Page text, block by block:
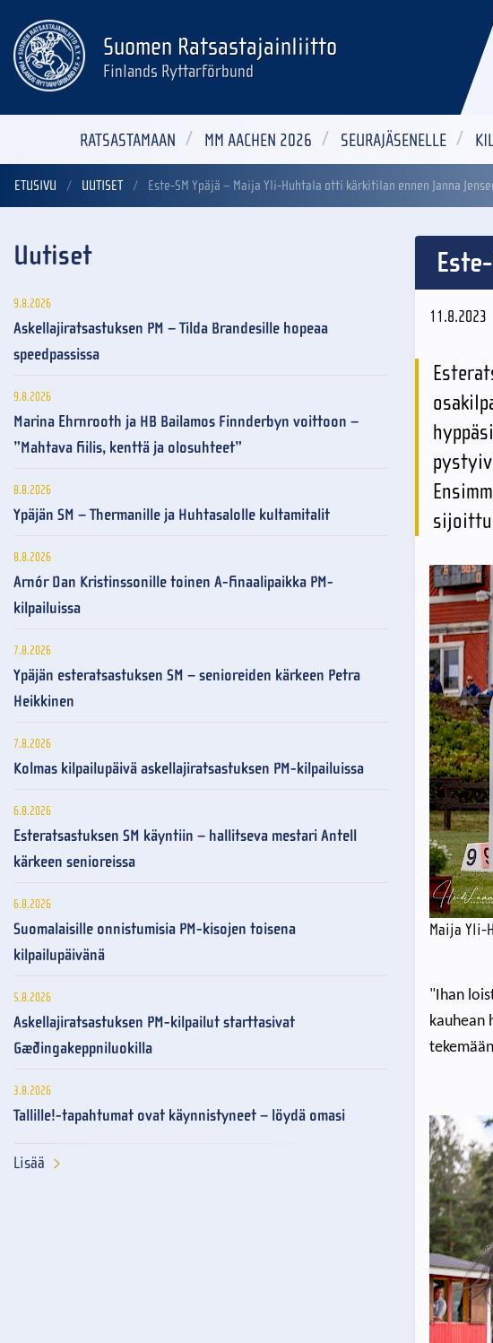
Suomen Ratsastajainliitto
Finlands Ryttarförbund
RATSASTAMAAN MM AACHEN 2026 SEURAJÄSENELLE
ETUSIVU UUTISET Este-SM Ypäjä – Maija Yli-Huhtala otti kärkitilan ennen Janna
11.8.2023
Maija Yli-
"Ihan
kauhean
Uutiset
9.8.2026
Askellajiratsastuksen PM – Tilda Brandesille hopeaa
speedpassissa
9.8.2026
Marina Ehrnrooth ja HB Bailamos Finnderbyn voittoon –
”Mahtava fiilis, kenttä ja olosuhteet”
8.8.2026
Ypäjän SM – Thermanille ja Huhtasalolle kultamitalit
8.8.2026
Arnór Dan Kristinssonille toinen A-finaalipaikka PM-
kilpailuissa
7.8.2026
Ypäjän esteratsastuksen SM – senioreiden kärkeen Petra
Heikkinen
7.8.2026
Kolmas kilpailupäivä askellajiratsastuksen PM-kilpailuissa
6.8.2026
Esteratsastuksen SM käyntiin – hallitseva mestari Antell
kärkeen senioreissa
6.8.2026
Suomalaisille onnistumisia PM-kisojen toisena
kilpailupäivänä
5.8.2026
Askellajiratsastuksen PM-kilpailut starttasivat
Gæðingakeppniluokilla
3.8.2026
Tallille!-tapahtumat ovat käynnistyneet – löydä omasi
Lisää